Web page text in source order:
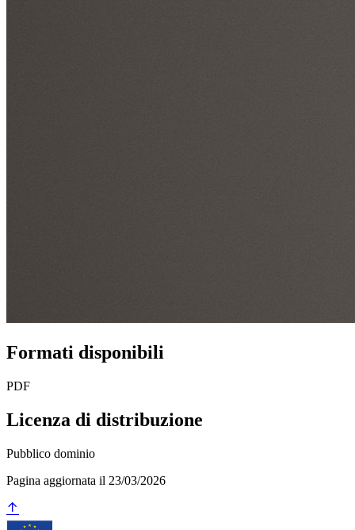
Formati disponibili
PDF
Licenza di distribuzione
Pubblico dominio
Pagina aggiornata il 23/03/2026